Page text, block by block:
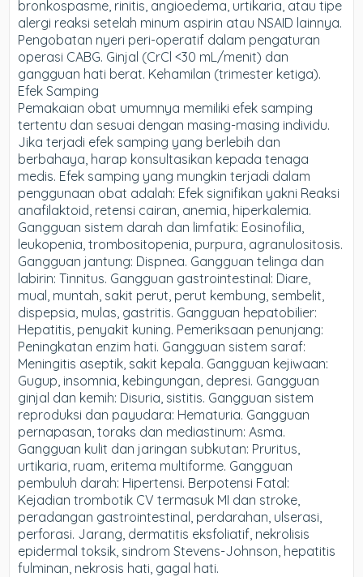
bronkospasme, rinitis, angioedema, urtikaria, atau tipe
alergi reaksi setelah minum aspirin atau NSAID lainnya.
Pengobatan nyeri peri-operatif dalam pengaturan
operasi CABG. Ginjal (CrCl <30 mL/menit) dan
gangguan hati berat. Kehamilan (trimester ketiga).
Efek Samping
Pemakaian obat umumnya memiliki efek samping
tertentu dan sesuai dengan masing-masing individu.
Jika terjadi efek samping yang berlebih dan
berbahaya, harap konsultasikan kepada tenaga
medis. Efek samping yang mungkin terjadi dalam
penggunaan obat adalah: Efek signifikan yakni Reaksi
anafilaktoid, retensi cairan, anemia, hiperkalemia.
Gangguan sistem darah dan limfatik: Eosinofilia,
leukopenia, trombositopenia, purpura, agranulositosis.
Gangguan jantung: Dispnea. Gangguan telinga dan
labirin: Tinnitus. Gangguan gastrointestinal: Diare,
mual, muntah, sakit perut, perut kembung, sembelit,
dispepsia, mulas, gastritis. Gangguan hepatobilier:
Hepatitis, penyakit kuning. Pemeriksaan penunjang:
Peningkatan enzim hati. Gangguan sistem saraf:
Meningitis aseptik, sakit kepala. Gangguan kejiwaan:
Gugup, insomnia, kebingungan, depresi. Gangguan
ginjal dan kemih: Disuria, sistitis. Gangguan sistem
reproduksi dan payudara: Hematuria. Gangguan
pernapasan, toraks dan mediastinum: Asma.
Gangguan kulit dan jaringan subkutan: Pruritus,
urtikaria, ruam, eritema multiforme. Gangguan
pembuluh darah: Hipertensi. Berpotensi Fatal:
Kejadian trombotik CV termasuk MI dan stroke,
peradangan gastrointestinal, perdarahan, ulserasi,
perforasi. Jarang, dermatitis eksfoliatif, nekrolisis
epidermal toksik, sindrom Stevens-Johnson, hepatitis
fulminan, nekrosis hati, gagal hati.